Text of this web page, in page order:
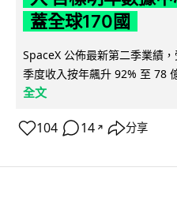
蓋全球170國
SpaceX 公佈最新第二季業績
季度收入按年飆升 92% 至 78
全文
104 14 ↗ 分享